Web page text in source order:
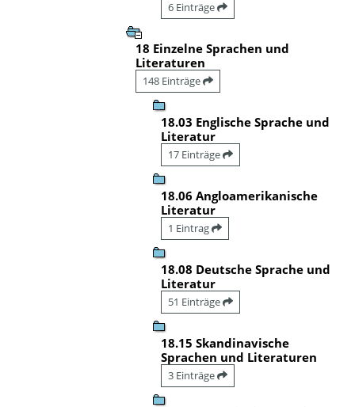
6 Einträge
18 Einzelne Sprachen und
Literaturen
148 Einträge
18.03 Englische Sprache und
Literatur
17 Einträge
18.06 Angloamerikanische
Literatur
1 Eintrag
18.08 Deutsche Sprache und
Literatur
51 Einträge
18.15 Skandinavische
Sprachen und Literaturen
3 Einträge